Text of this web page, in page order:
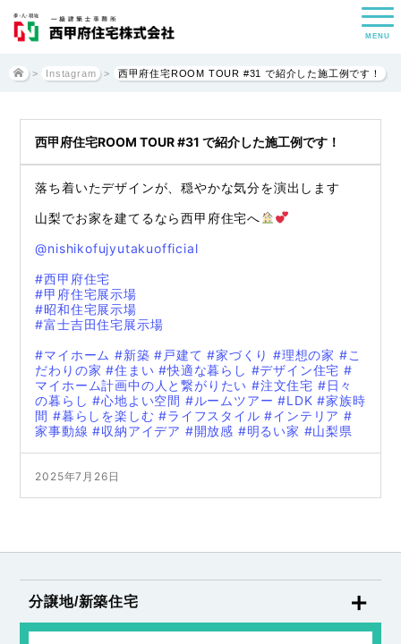
MENU
> Instagram > 西甲府住宅ROOM TOUR #31 で紹介した施工例です！
西甲府住宅ROOM TOUR #31 で紹介した施工例です！
落ち着いたデザインが、穏やかな気分を演出します
山梨でお家を建てるなら西甲府住宅へ
@nishikofujyutakuofficial
#西甲府住宅
#甲府住宅展示場
#昭和住宅展示場
#富士吉田住宅展示場
#マイホーム #新築 #戸建て #家づくり #理想の家 #こ
だわりの家 #住まい #快適な暮らし #デザイン住宅 #
マイホーム計画中の人と繋がりたい #注文住宅 #日々
の暮らし #心地よい空間 #ルームツアー #LDK #家族時
間 #暮らしを楽しむ #ライフスタイル #インテリア #
家事動線 #収納アイデア #開放感 #明るい家 #山梨県
2025年7月26日
分譲地/新築住宅